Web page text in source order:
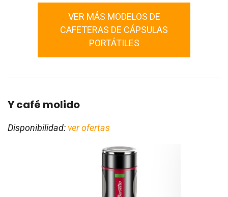
VER MÁS MODELOS DE
CAFETERAS DE CÁPSULAS
PORTÁTILES
Y café molido
Disponibilidad: ver ofertas